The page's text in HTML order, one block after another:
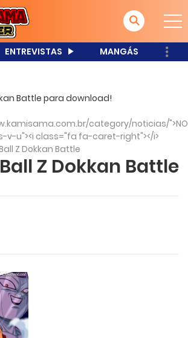
ENTREVISTAS MANGÁS
Battle para download!
category/noticias/
v-u"><i class="fa fa-caret-right"></i>
Z Dokkan Battle
Z Dokkan Battle